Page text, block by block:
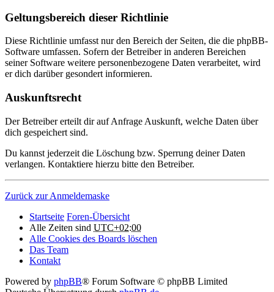
Geltungsbereich dieser Richtlinie
Diese Richtlinie umfasst nur den Bereich der Seiten, die die phpBB-
Software umfassen. Sofern der Betreiber in anderen Bereichen
seiner Software weitere personenbezogene Daten verarbeitet, wird
er dich darüber gesondert informieren.
Auskunftsrecht
Der Betreiber erteilt dir auf Anfrage Auskunft, welche Daten über
dich gespeichert sind.
Du kannst jederzeit die Löschung bzw. Sperrung deiner Daten
verlangen. Kontaktiere hierzu bitte den Betreiber.
Zurück zur Anmeldemaske
Startseite Foren-Übersicht
Alle Zeiten sind UTC+02:00
Alle Cookies des Boards löschen
Das Team
Kontakt
Powered by phpBB® Forum Software © phpBB Limited